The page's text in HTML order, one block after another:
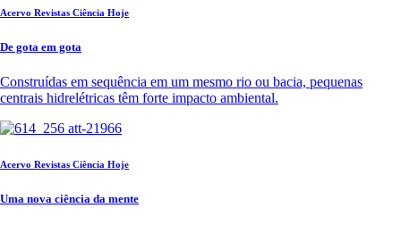
Acervo Revistas Ciência Hoje
De gota em gota
Construídas em sequência em um mesmo rio ou bacia, pequenas
centrais hidrelétricas têm forte impacto ambiental.
Acervo Revistas Ciência Hoje
Uma nova ciência da mente